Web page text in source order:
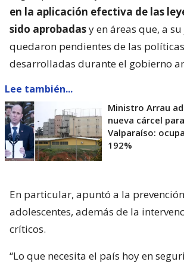
en la aplicación efectiva de las
sido aprobadasy en áreas que, a
quedaron pendientes de las
desarrolladas durante el gobierno
Lee también...
Ministro Arrau
nueva cárcel
Valparaíso:
192%
En particular, apuntó a la
adolescentes, además de la
críticos.
“Lo que necesita el país hoy en